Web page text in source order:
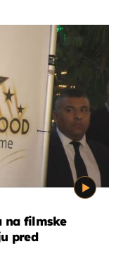
na filmske
pred